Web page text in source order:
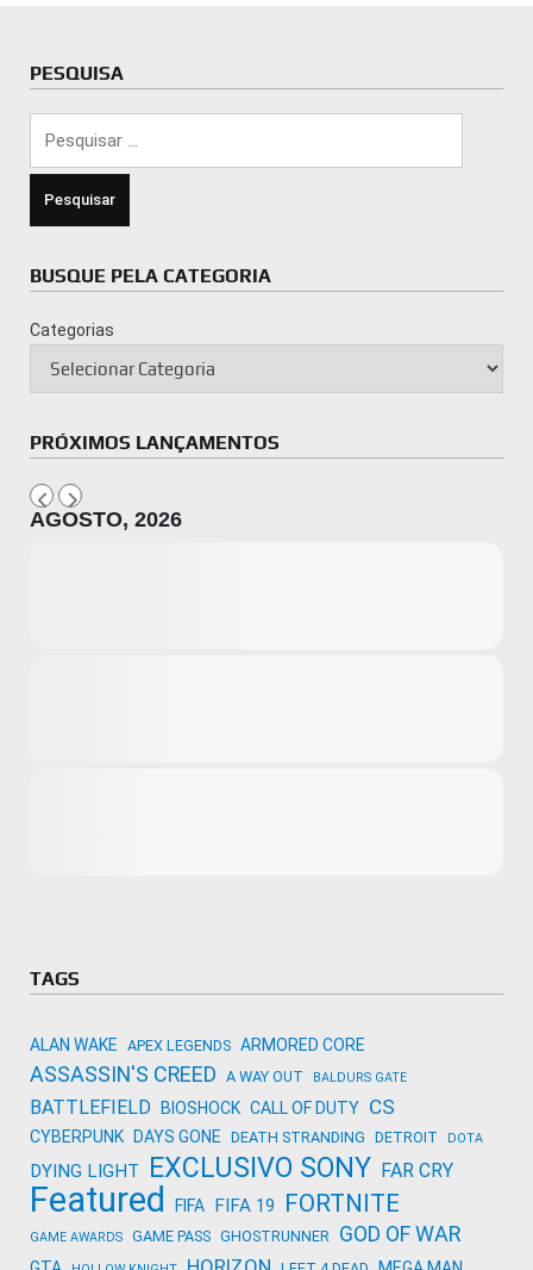
PESQUISA
BUSQUE PELA CATEGORIA
Categorias
PRÓXIMOS LANÇAMENTOS
AGOSTO, 2026
TAGS
ALAN WAKE APEX LEGENDS ARMORED CORE
ASSASSIN'S CREED A WAY OUT BALDURS GATE
BATTLEFIELD BIOSHOCK CALL OF DUTY CS
CYBERPUNK DAYS GONE DEATH STRANDING DETROIT DOTA
DYING LIGHT EXCLUSIVO SONY FAR CRY
Featured FIFA FIFA 19 FORTNITE
GAME AWARDS GAME PASS GHOSTRUNNER GOD OF WAR